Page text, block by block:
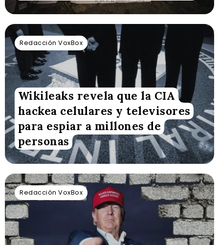
Redacción VoxBox
Wikileaks revela que la CIA
hackea celulares y televisores
para espiar a millones de
personas
Redacción VoxBox